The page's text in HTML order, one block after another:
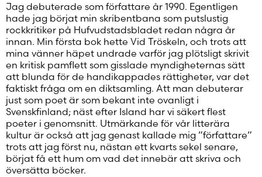
Jag debuterade som författare år 1990. Egentligen
hade jag börjat min skribentbana som putslustig
rockkritiker på Hufvudstadsbladet redan några år
innan. Min första bok hette Vid Tröskeln, och trots att
mina vänner häpet undrade varför jag plötsligt skrivit
en kritisk pamflett som gisslade myndigheternas sätt
att blunda för de handikappades rättigheter, var det
faktiskt fråga om en diktsamling. Att man debuterar
just som poet är som bekant inte ovanligt i
Svenskfinland; näst efter Island har vi säkert flest
poeter i genomsnitt. Utmärkande för vår litterära
kultur är också att jag genast kallade mig ”författare”
trots att jag först nu, nästan ett kvarts sekel senare,
börjat få ett hum om vad det innebär att skriva och
översätta böcker.